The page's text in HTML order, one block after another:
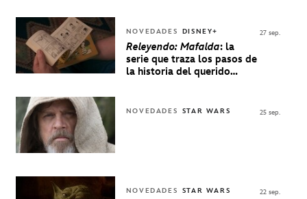
NOVEDADES DISNEY+
Releyendo: Mafalda: la
serie que traza los pasos de
la historia del querido
27 sep.
NOVEDADES STAR WARS 25 sep.
NOVEDADES STAR WARS 22 sep.